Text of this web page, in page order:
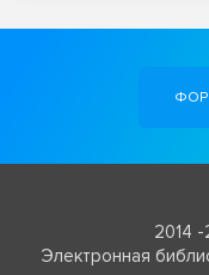
2014
Электронная